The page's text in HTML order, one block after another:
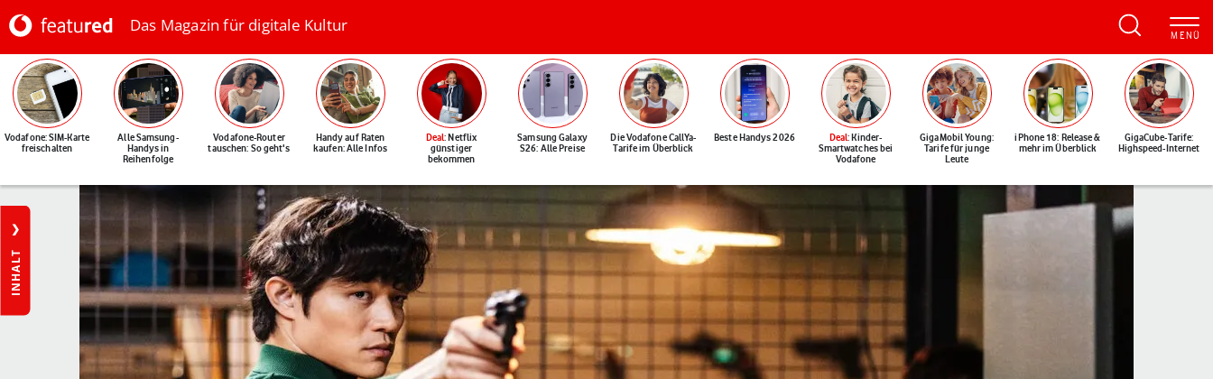
Das Magazin für digitale Kultur
Vodafone: SIM-Karte
freischalten
Alle Samsung-
Handys in
Reihenfolge
Vodafone-Router
tauschen: So geht's
Handy auf Raten
kaufen: Alle Infos
Deal: Netflix
günstiger
bekommen
Samsung Galaxy
S26: Alle Preise
Die Vodafone CallYa-
Tarife im Überblick
Beste Handys 2026 Deal: Kinder-
Smartwatches bei
Vodafone
GigaMobil Young:
Tarife für junge
Leute
iPhone 18: Release &
mehr im Überblick
GigaCube-Tarife:
Highspeed-Internet
INHALT